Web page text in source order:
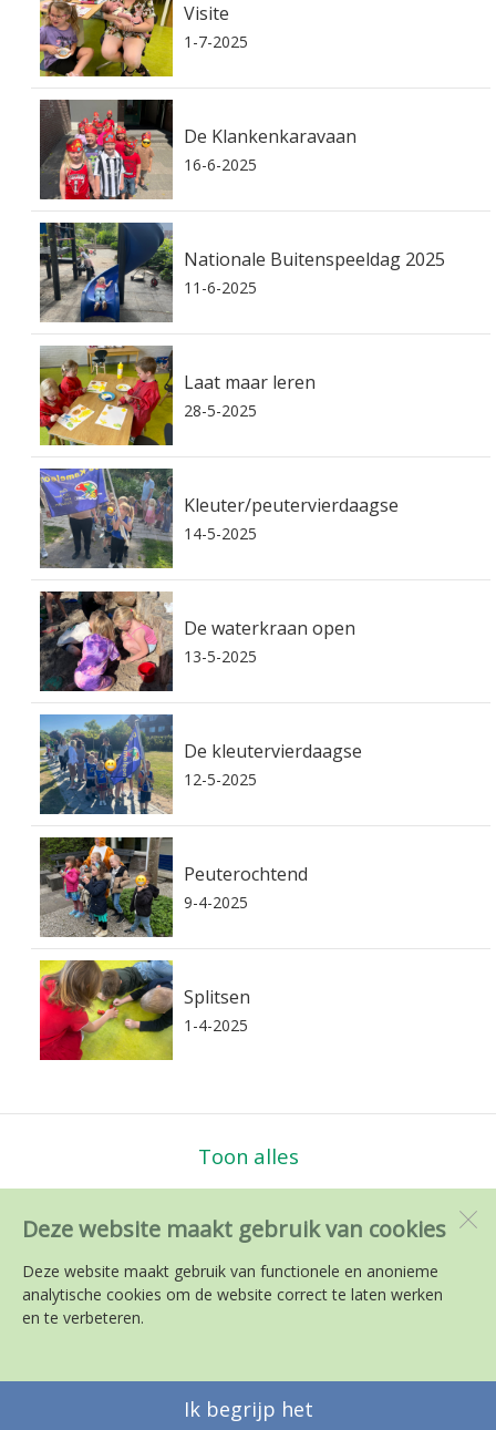
Deze website maakt gebruik van cookies
Deze website maakt gebruik van functionele en anonieme
analytische cookies om de website correct te laten werken
en te verbeteren.
Ik begrijp het
Visite
1-7-2025
De Klankenkaravaan
16-6-2025
Nationale Buitenspeeldag 2025
11-6-2025
Laat maar leren
28-5-2025
Kleuter/peutervierdaagse
14-5-2025
De waterkraan open
13-5-2025
De kleutervierdaagse
12-5-2025
Peuterochtend
9-4-2025
Splitsen
1-4-2025
Toon alles
PC en RK BS de Kameleon
1788 ES Julianadorp
SdH Vormgeving | Ziber DS4